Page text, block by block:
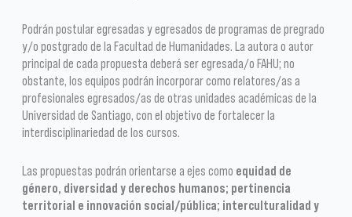
Podrán postular egresadas y egresados de programas de pregrado
y/o postgrado de la Facultad de Humanidades. La autora o autor
principal de cada propuesta deberá ser egresada/o FAHU; no
obstante, los equipos podrán incorporar como relatores/as a
profesionales egresados/as de otras unidades académicas de la
Universidad de Santiago, con el objetivo de fortalecer la
interdisciplinariedad de los cursos.
Las propuestas podrán orientarse a ejes como equidad de
género, diversidad y derechos humanos; pertinencia
territorial e innovación social/pública; interculturalidad y